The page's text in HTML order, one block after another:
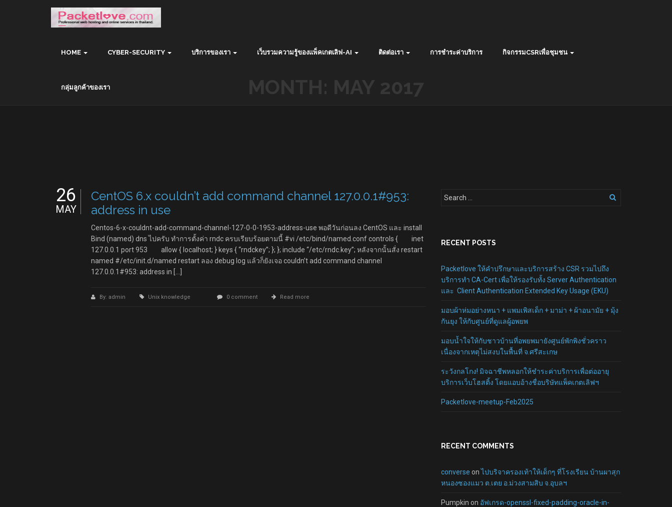
HOME CYBER-SECURITY บริการของเรา เว็บรวมความรู้ของแพ็คเกตเลิฟ-AI ติดต่อเรา การชำระค่าบริการ กิจกรรมCSRเพื่อชุมชน
กลุ่มลูกค้าของเรา
CentOS 6.x couldn’t add command channel 127.0.0.1#953:
address in use
26
MAY
Centos-6-x-couldnt-add-command-channel-127-0-0-1953-address-use พอดีวันก่อนลง CentOS และ install
Bind (named) dns ไปครับ ทำการตั้งค่า rndc ครบเรียบร้อยตามนี้ #vi /etc/bind/named.conf controls { inet
127.0.0.1 port 953 allow { localhost; } keys { “rndckey”; }; }; include “/etc/rndc.key”; หลังจากนั้นสั่ง restart
named #/etc/init.d/named restart ลอง debug log แล้วก็ยังเจอ couldn’t add command channel
127.0.0.1#953: address in […]
By: admin Unix knowledge 0 comment Read more
RECENT POSTS
Packetlove ให้คำปรึกษาและบริการสร้าง CSR รวมไปถึง
บริการทำ CA-Cert เพื่อให้รองรับทั้ง Server Authentication
และ Client Authentication Extended Key Usage (EKU)
มอบผ้าห่มอย่างหนา + แพมเพิสเด็ก + มาม่า + ผ้าอนามัย + มุ้ง
กันยุง ให้กับศูนย์ที่ดูแลผู้อพยพ
มอบน้ำใจให้กับชาวบ้านที่อพยพมายังศูนย์พักพิงชั่วคราว
เนื่องจากเหตุไม่สงบในพื้นที่ จ.ศรีสะเกษ
ระวังกลโกง! มิจฉาชีพหลอกให้ชำระค่าบริการเพื่อต่ออายุ
บริการเว็บโฮสติ้ง โดยแอบอ้างชื่อบริษัทแพ็คเกตเลิฟฯ
Packetlove-meetup-Feb2025
RECENT COMMENTS
converse onไปบริจาครองเท้าให้เด็กๆ ที่โรงเรียน บ้านผาสุก
หนองซองแมว ต.เตย อ.ม่วงสามสิบ จ.อุบลฯ
Pumpkin on อัฟเกรด-openssl-fixed-padding-oracle-in-